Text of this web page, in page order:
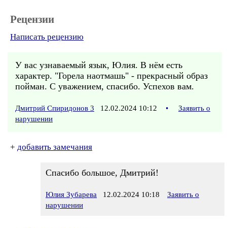
Рецензии
Написать рецензию
У вас узнаваемый язык, Юлия. В нём есть
характер. "Горела наотмашь" - прекрасный образ
пойман. С уважением, спасибо. Успехов вам.
Дмитрий Спиридонов 3 12.02.2024 10:12 •
Заявить о
нарушении
+ добавить замечания
Спасибо большое, Дмитрий!
Юлия Зубарева 12.02.2024 10:18
Заявить о
нарушении